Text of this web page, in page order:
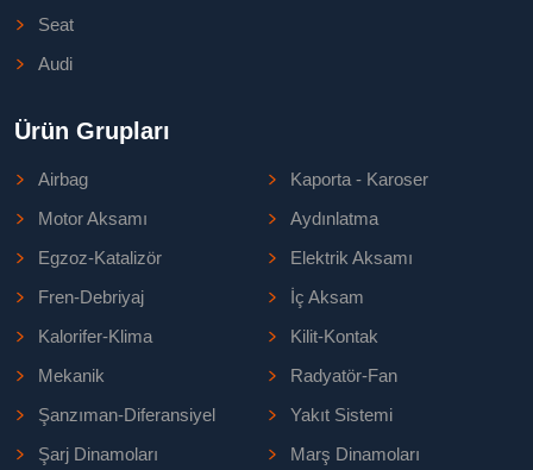
Seat
Audi
Ürün Grupları
Airbag
Kaporta - Karoser
Motor Aksamı
Aydınlatma
Egzoz-Katalizör
Elektrik Aksamı
Fren-Debriyaj
İç Aksam
Kalorifer-Klima
Kilit-Kontak
Mekanik
Radyatör-Fan
Şanzıman-Diferansiyel
Yakıt Sistemi
Şarj Dinamoları
Marş Dinamoları